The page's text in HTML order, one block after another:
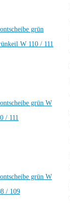
grün
W 110 / 111
grün W
/ 111
grün W
/ 109